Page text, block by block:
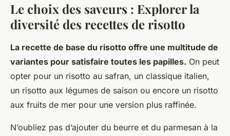
Le choix des saveurs : Explorer la
diversité des recettes de risotto
La recette de base du risotto offre une multitude de
variantes pour satisfaire toutes les papilles. On peut
opter pour un risotto au safran, un classique italien,
un risotto aux légumes de saison ou encore un risotto
aux fruits de mer pour une version plus raffinée.
N’oubliez pas d’ajouter du beurre et du parmesan à la